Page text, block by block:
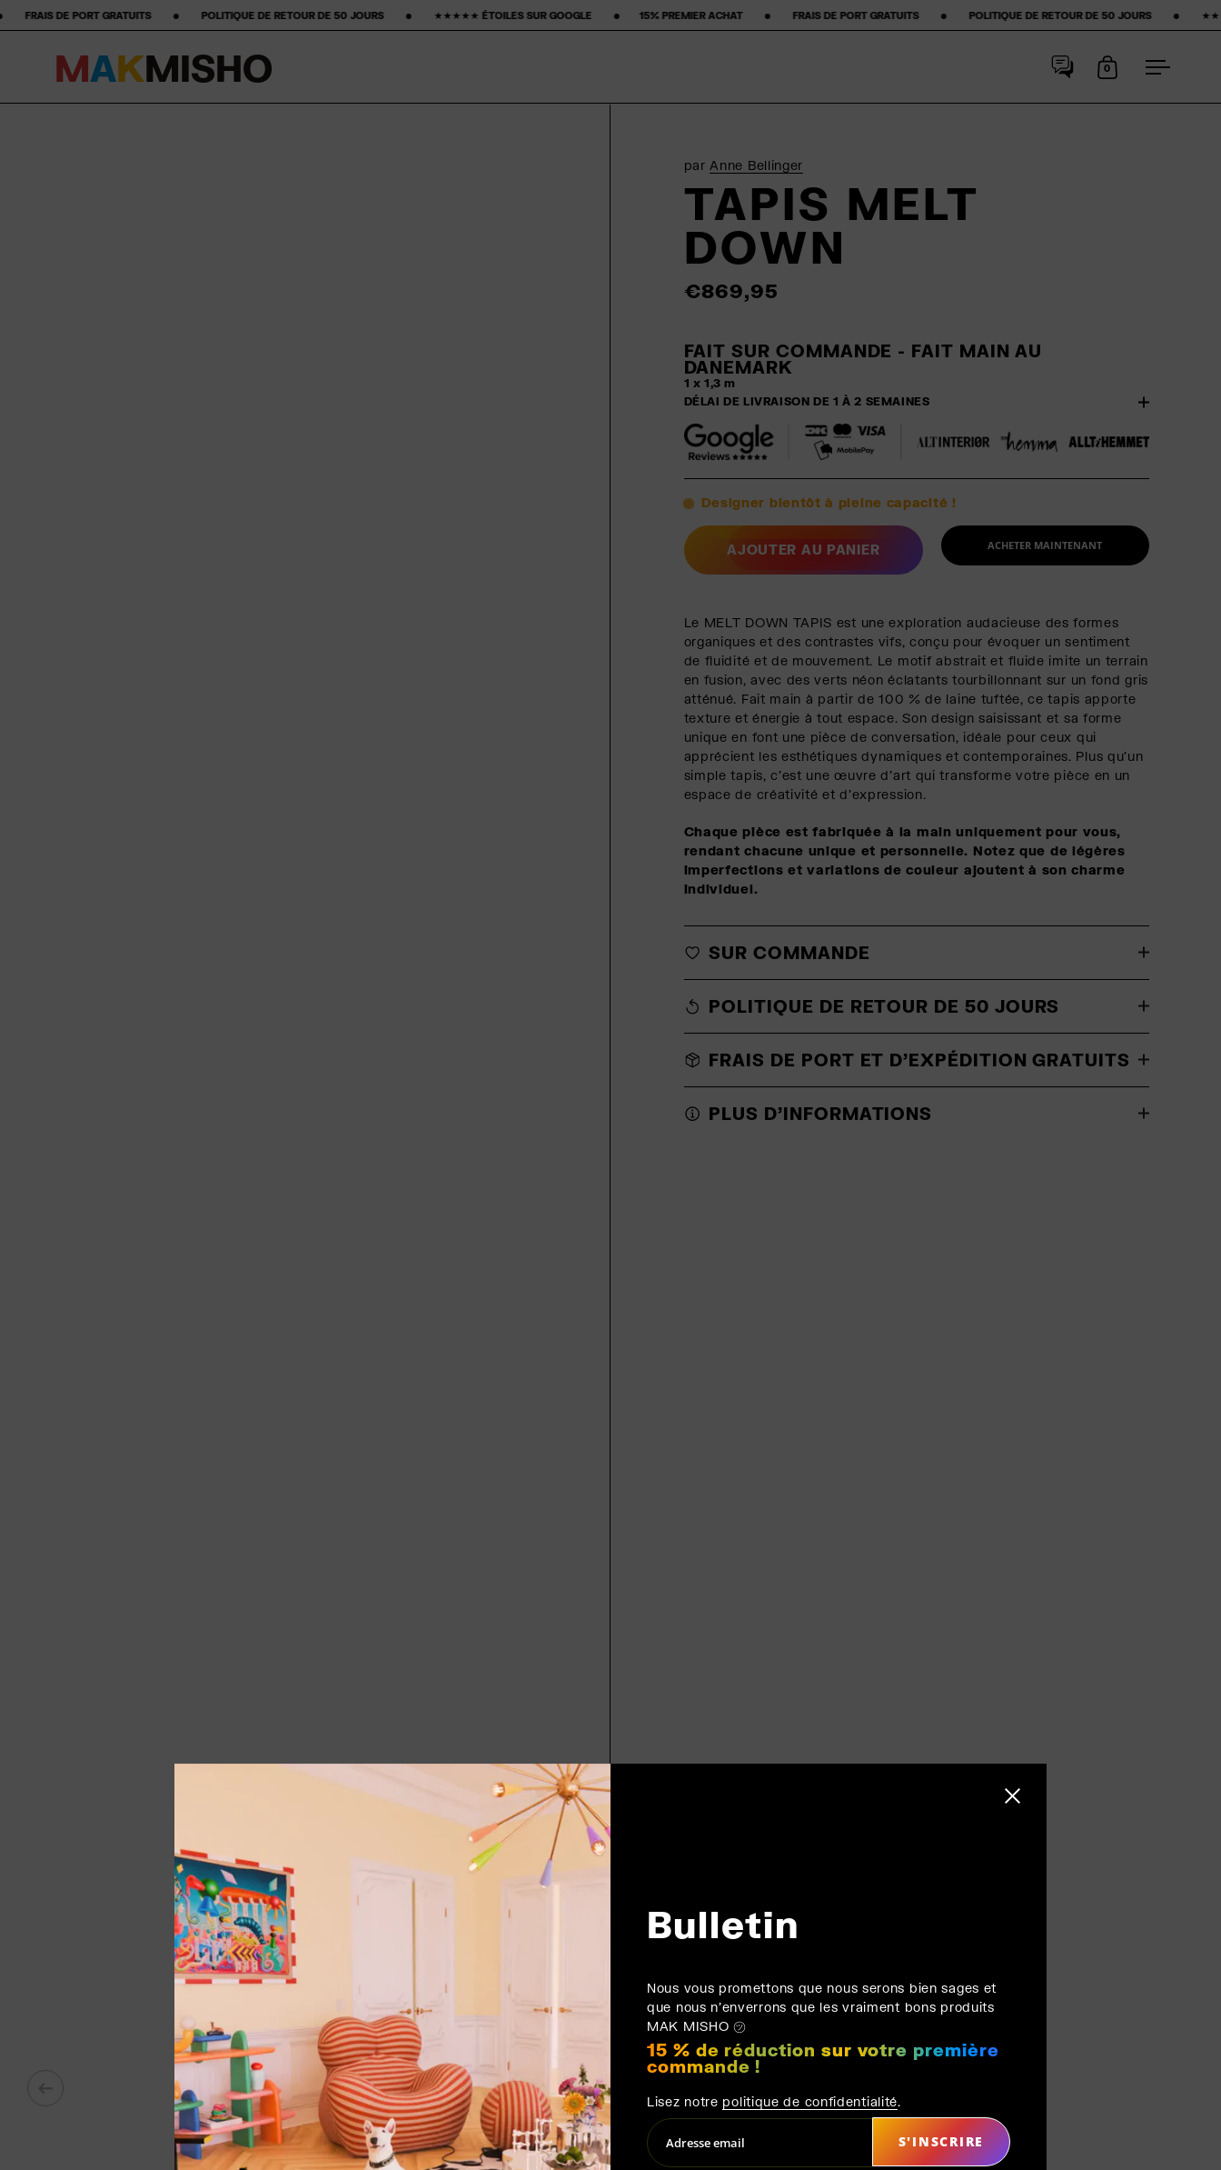
•‎ ‎ ‎ ‎ ‎ ‎ ‎ ‎ POLITIQUE DE RETOUR DE 50 JOURS ‎ ‎ ‎ ‎ ‎ ‎ ‎ •‎ ‎ ‎ ‎ ‎ ‎ ‎ ‎ ★★★★★ ÉTOILES SUR GOOGLE ‎ ‎ ‎ ‎ ‎ ‎ ‎ •‎ ‎ ‎ ‎ ‎ ‎ ‎ ‎15% PREMIER ACHAT‎ ‎ ‎ ‎ ‎ ‎ ‎ ‎ •‎ ‎ ‎ ‎ ‎ ‎ ‎ ‎ FRAIS DE PORT GRATUITS ‎ ‎ ‎ ‎ ‎ ‎ ‎ •‎ ‎ ‎ ‎ ‎ ‎ ‎ ‎ POLITIQUE DE RETOUR DE 50 JOURS ‎ ‎ ‎ ‎ ‎ ‎ ‎ •‎ ‎ ‎ ‎ ‎ ‎ ‎ ‎ ★★★★★ ÉTOILES SUR GOOGLE
MAKMISHO Ouvrir le panier
0
Ouvrir le
par Anne Bellinger
TAPIS MELT
DOWN
€869,95
FAIT SUR COMMANDE - FAIT MAIN AU
DANEMARK
1 x 1,3 m
DÉLAI DE LIVRAISON DE 1 À 2 SEMAINES
Designer bientôt à pleine capacité !
AJOUTER AU PANIER ACHETER MAINTENANT
Le MELT DOWN TAPIS est une exploration audacieuse des formes
organiques et des contrastes vifs, conçu pour évoquer un sentiment
de fluidité et de mouvement. Le motif abstrait et fluide imite un terrain
en fusion, avec des verts néon éclatants tourbillonnant sur un fond gris
atténué. Fait main à partir de 100 % de laine tuftée, ce tapis apporte
texture et énergie à tout espace. Son design saisissant et sa forme
unique en font une pièce de conversation, idéale pour ceux qui
apprécient les esthétiques dynamiques et contemporaines. Plus qu'un
simple tapis, c'est une œuvre d'art qui transforme votre pièce en un
espace de créativité et d'expression.
Chaque pièce est fabriquée à la main uniquement pour vous,
rendant chacune unique et personnelle. Notez que de légères
imperfections et variations de couleur ajoutent à son charme
individuel.
SUR COMMANDE
POLITIQUE DE RETOUR DE 50 JOURS
FRAIS DE PORT ET D'EXPÉDITION GRATUITS
PLUS D'INFORMATIONS
Bulletin
Nous vous promettons que nous serons bien sages et
que nous n'enverrons que les vraiment bons produits
MAK MISHO ㋡
15 % de réduction sur votre première
commande !
Lisez notre politique de confidentialité.
S'INSCRIRE
Fermer la barre latérale